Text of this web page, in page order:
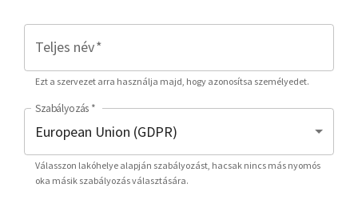
Teljes név*
Ezt a szervezet arra használja majd, hogy azonosítsa személyedet.
Szabályozás *
Válasszon lakóhelye alapján szabályozást, hacsak nincs más nyomós
oka másik szabályozás választására.